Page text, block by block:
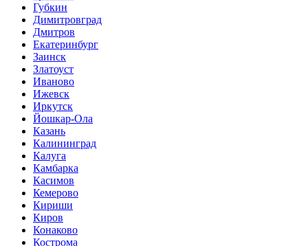
Губкин
Димитровград
Дмитров
Екатеринбург
Заинск
Златоуст
Иваново
Ижевск
Иркутск
Йошкар-Ола
Казань
Калининград
Калуга
Камбарка
Касимов
Кемерово
Кириши
Киров
Конаково
Кострома